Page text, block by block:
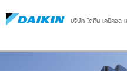
บริษัท ไดกิ้น เคมิคอล